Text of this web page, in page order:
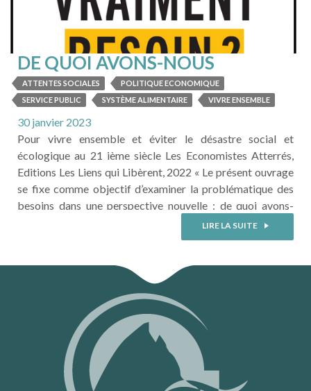
DE QUOI AVONS-NOUS
VRAIMENT BESOIN
ATTENTES SOCIALES
POLITIQUE ECONOMIQUE
SERVICE PUBLIC
SYSTÈME ALIMENTAIRE VIVRE ENSEMBLE
30 janvier 2023
Pour vivre ensemble et éviter le désastre social et
écologique au 21 ième siècle Les Economistes Atterrés,
Editions Les Liens qui Libèrent, 2022 « Le présent ouvrage
se fixe comme objectif d’examiner la problématique des
besoins dans une perspective nouvelle : de quoi avons-
nous vraiment besoin de façon à répondre aux attentes
sociales et individuelles, en sachant qu’il n’y a pas
LIRE LA SUITE
LIRE LA SUITE